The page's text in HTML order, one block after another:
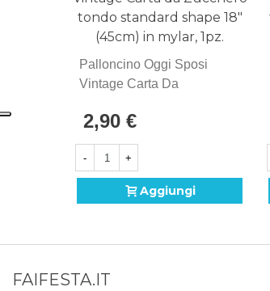
Palloncino Oggi Sposi
Vintage Carta Da
Shape 18" (45cm) In
Mylar, 1pz.
2,90 €
- +
Aggiungi
FAIFESTA.IT